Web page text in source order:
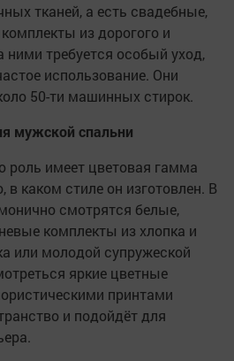
тканей, а есть свадебные,
из дорогого и
ними требуется особый уход,
использование. Они
50-ти машинных стирок.
мужской спальни
роль имеет цветовая гамма
в каком стиле он изготовлен. В
смотрятся белые,
комплекты из хлопка и
или молодой супружеской
яркие цветные
принтами
и подойдёт для